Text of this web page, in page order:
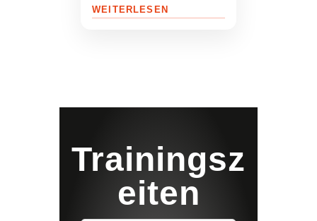
WEITERLESEN
Trainingsz
eiten